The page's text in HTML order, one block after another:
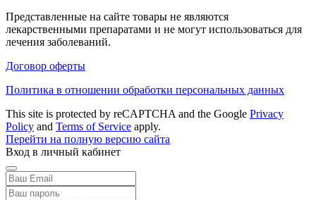
Представленные на сайте товары не являются
лекарственными препаратами и не могут использоваться для
лечения заболеваний.
Договор оферты
Политика в отношении обработки персональных данных
This site is protected by reCAPTCHA and the Google Privacy
Policy and Terms of Service apply.
Перейти на полную версию сайта
Вход в личный кабинет